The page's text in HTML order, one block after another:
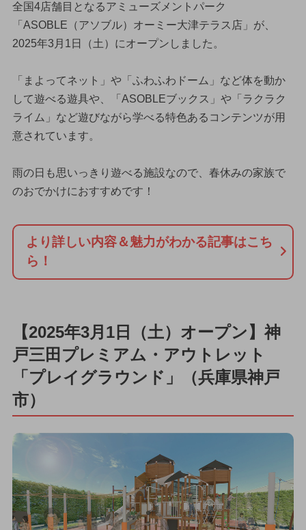
全国4店舗目となるアミューズメントパーク
「ASOBLE（アソブル）オーミー大津テラス店」が、
2025年3月1日（土）にオープンしました。
「まよってネット」や「ふわふわドーム」など体を動か
して遊べる遊具や、「ASOBLEブックス」や「ラクラク
ライム」など遊びながら学べる特色あるコンテンツが用
意されています。
雨の日も思いっきり遊べる施設なので、春休みの家族で
のおでかけにおすすめです！
より詳しい内容＆魅力がわかる記事はこち
ら！
【2025年3月1日（土）オープン】神
戸三田プレミアム・アウトレット
「プレイグラウンド」（兵庫県神戸
市）